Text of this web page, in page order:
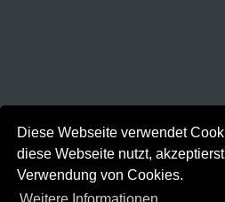
Diese Webseite verwendet
diese Webseite nutzt,
Verwendung von Cookies.